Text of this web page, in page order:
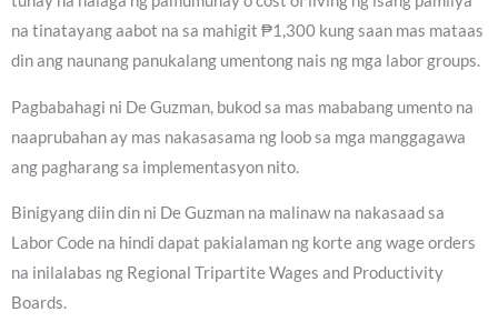
na tinatayang aabot na sa mahigit ₱1,300 kung saan mas mataas
din ang naunang panukalang umentong nais ng mga labor groups.
Pagbabahagi ni De Guzman, bukod sa mas mababang umento na
naaprubahan ay mas nakasasama ng loob sa mga manggagawa
ang pagharang sa implementasyon nito.
Binigyang diin din ni De Guzman na malinaw na nakasaad sa
Labor Code na hindi dapat pakialaman ng korte ang wage orders
na inilalabas ng Regional Tripartite Wages and Productivity
Boards.